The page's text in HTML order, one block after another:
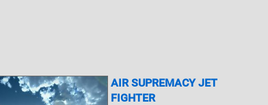
AIR SUPREMACY JET
FIGHTER